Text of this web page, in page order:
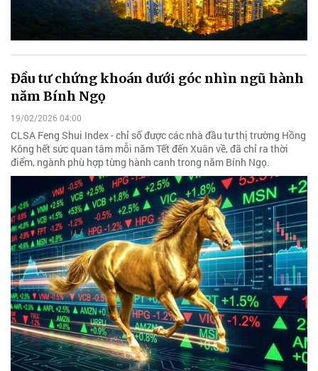
Đầu tư chứng khoán dưới góc nhìn ngũ hành
năm Bính Ngọ
19/02/2026 04:00
CLSA Feng Shui Index - chỉ số được các nhà đầu tư thị trường Hồng
Kông hết sức quan tâm mỗi năm Tết đến Xuân về, đã chỉ ra thời
điểm, ngành phù hợp từng hành canh trong năm Bính Ngọ.